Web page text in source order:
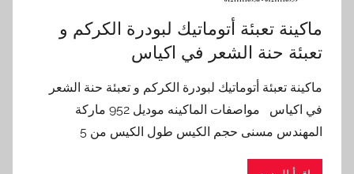
ماكينة تعبئة أتوماتيك لبودرة الكركم و
تعبئة حنة الشعر في اكياس
ماكينة تعبئة أتوماتيك لبودرة الكركم و تعبئة حنة الشعر
في اكياس مواصفات الماكينه موديل 952 ماركة
المهندس مسنى حجم الكيس طول الكيس من 5